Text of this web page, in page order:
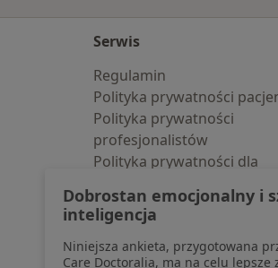
Serwis
Regulamin
Polityka prywatności
Polityka prywatności
profesjonalistów
Polityka prywatności dla
pozyskaliśmy samodzielnie
Polityka cookies
Jak działają wyniki
Dobrostan emocjonalny i
inteligencja
Niniejsza ankieta, przygotowana
Care Doctoralia, ma na celu lepsze